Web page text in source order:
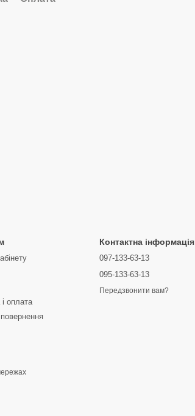
оплата
Контактна інформація
097-133-63-13
095-133-63-13
Передзвонити вам?